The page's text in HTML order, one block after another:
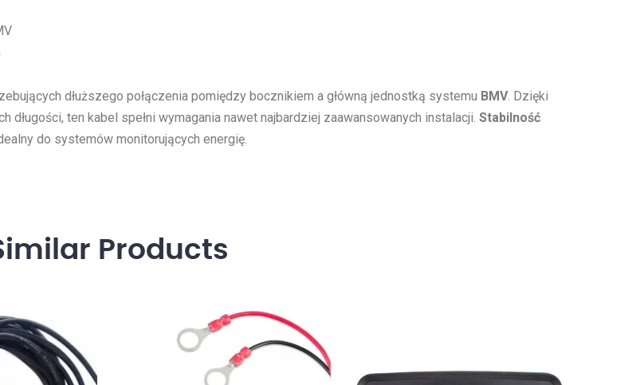
dłuższego połączenia pomiędzy bocznikiem a główną jednostką systemu BMV. Dzięki
ten kabel spełni wymagania nawet najbardziej zaawansowanych instalacji. Stabilność
do systemów monitorujących energię.
Products